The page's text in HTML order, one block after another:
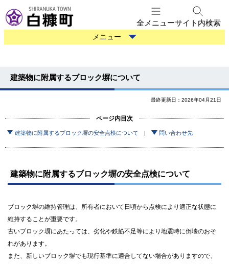
文
へ
へ
全メニューサイト内検索
防
災
メニュー
建築物に附属するブロック塀について
最終更新日：2026年04月21日
ページ内目次
建築物に附属するブロック塀の安全点検について 問い合わせ先
建築物に附属するブロック塀の安全点検について
ブロック塀の維持管理は、所有者において日頃から点検により適正な状態に
維持することが重要です。
古いブロック塀にあたっては、劣化や鉄筋不足等により地震時に倒壊のおそ
れがあります。
また、新しいブロック塀でも現行基準に適合してない場合がありますので、